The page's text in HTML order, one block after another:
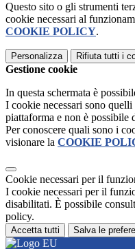
Questo sito o gli strumenti
cookie necessari al
COOKIE POLICY.
Personalizza Rifiuta tutti i
Gestione cookie
In questa schermata è
I cookie necessari sono
piattaforma e non è possibile
Per conoscere quali sono i
visionare la COOKIE
Cookie necessari per il
I cookie necessari per il
disabilitati. È possibile
policy.
Accetta tutti Salva le